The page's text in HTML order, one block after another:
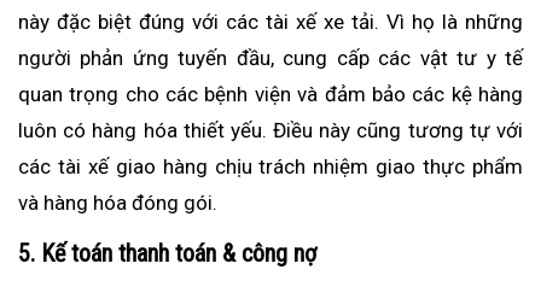
này đặc biệt đúng với các tài xế xe tải. Vì họ là những
người phản ứng tuyến đầu, cung cấp các vật tư y tế
quan trọng cho các bệnh viện và đảm bảo các kệ hàng
luôn có hàng hóa thiết yếu. Điều này cũng tương tự với
các tài xế giao hàng chịu trách nhiệm giao thực phẩm
và hàng hóa đóng gói.
5. Kế toán thanh toán & công nợ